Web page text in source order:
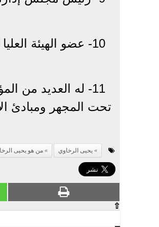
10- عضو الهيئة العليا للأدوية.
11- له العديد من
تحت المجهر ومبادئ
يحيى الرخاوي من هو يحيى
⇧